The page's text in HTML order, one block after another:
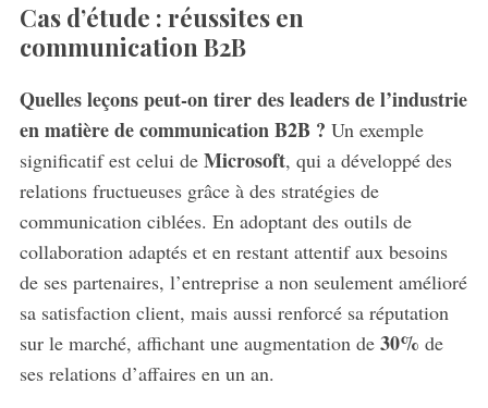
Cas d’étude : réussites en
communication B2B
Quelles leçons peut-on tirer des leaders de l’industrie
en matière de communication B2B ? Un exemple
significatif est celui de Microsoft, qui a développé des
relations fructueuses grâce à des stratégies de
communication ciblées. En adoptant des outils de
collaboration adaptés et en restant attentif aux besoins
de ses partenaires, l’entreprise a non seulement amélioré
sa satisfaction client, mais aussi renforcé sa réputation
sur le marché, affichant une augmentation de 30% de
ses relations d’affaires en un an.